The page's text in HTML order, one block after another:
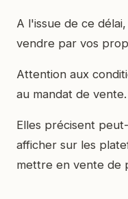
A l'issue de ce
vendre par vos
Attention aux
au mandat de vente.
Elles précisent
afficher sur les
mettre en vente de